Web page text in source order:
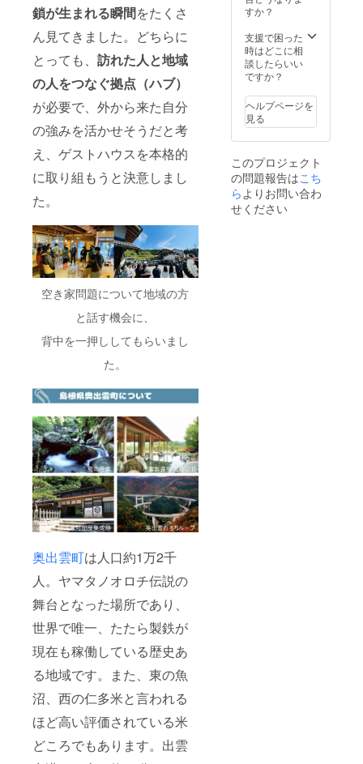
鎖が生まれる瞬間をたくさ
ん見てきました。どちらに
とっても、 訪れた人と地域
の人をつなぐ拠点（ハブ）
が必要で、外から来た自分
の強みを活かせそうだと考
え、ゲストハウスを本格的
に取り組もうと決意しまし
た。
空き家問題について地域の方
と話す機会に、
背中を一押ししてもらいまし
た。
奥出雲町は人口約1万2千
人。ヤマタノオロチ伝説の
舞台となった場所であり、
世界で唯一、たたら製鉄が
現在も稼働している歴史あ
る地域です。また、東の魚
沼、西の仁多米と言われる
ほど高い評価されている米
どころでもあります。出雲
い。 ＊
飲食代
や体験
などプ
かかっ
た部分
に関し
てはご
ただき
ます。
トハウ
ち上げ
たいか
ら参考
にした
SLOW
HOUSE
を立ち
上げた
仙沼メ
ンバー
から杉
浦
（オー
メール
ゴデー
タ提供
依頼の
連絡を
いただ
きま
す。 ◆
公序良
する内
容はお
受けで
きませ
んので
すか？
支援で困った
時はどこに相
談したらいい
ですか？
ヘルプページを
見る
このプロジェクト
の問題報告はこち
らよりお問い合わ
せください